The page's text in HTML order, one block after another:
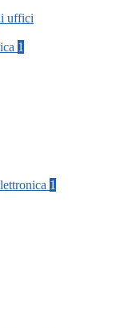
uffici
1
1